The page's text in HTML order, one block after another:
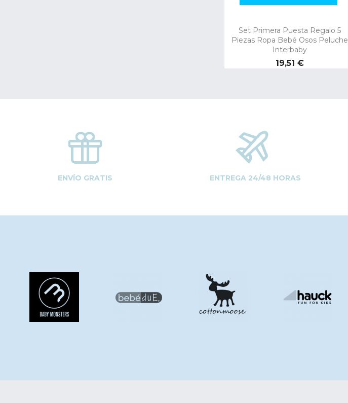
Set Primera Puesta Regalo 5
Piezas Ropa Bebé Osos Peluche
Interbaby
Precio
19,51 €
ENVÍO GRATIS ENTREGA 24/48 HORAS